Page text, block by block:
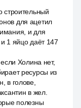
строительный
для ацетил
и для
1 яйцо даёт 147
Холина нет,
ресурсы из
в голове,
в жел.
полезны